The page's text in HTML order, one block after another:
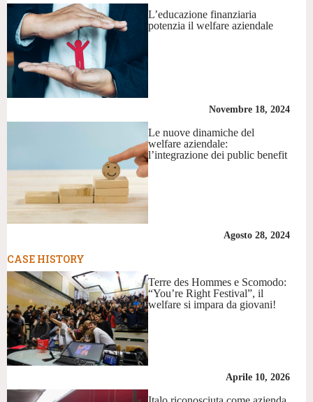
L’educazione finanziaria
potenzia il welfare aziendale
Novembre 18, 2024
Le nuove dinamiche del
welfare aziendale:
l’integrazione dei public benefit
Agosto 28, 2024
CASE HISTORY
Terre des Hommes e Scomodo:
“You’re Right Festival”, il
welfare si impara da giovani!
Aprile 10, 2026